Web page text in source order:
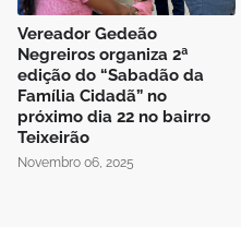
Vereador Gedeão
Negreiros organiza 2ª
edição do “Sabadão da
Família Cidadã” no
próximo dia 22 no bairro
Teixeirão
Novembro 06, 2025